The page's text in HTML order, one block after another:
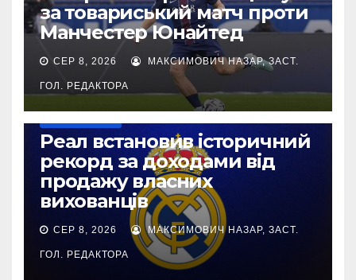
за товариський матч проти
Манчестер Юнайтед
СЕР 8, 2026 МАКСИМОВИЧ НАЗАР, ЗАСТ.
ГОЛ. РЕДАКТОРА
Реал встановив історичний
рекорд за доходами від
продажу власних
вихованців
СЕР 8, 2026 МАКСИМОВИЧ НАЗАР, ЗАСТ.
ГОЛ. РЕДАКТОРА